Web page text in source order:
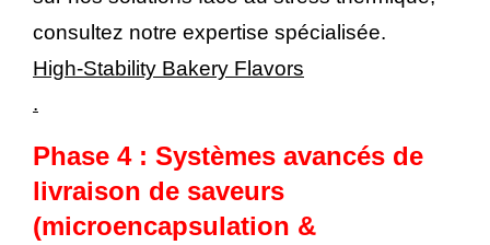
consultez notre expertise spécialisée.
High-Stability Bakery Flavors
.
Phase 4 : Systèmes avancés de
livraison de saveurs
(microencapsulation &